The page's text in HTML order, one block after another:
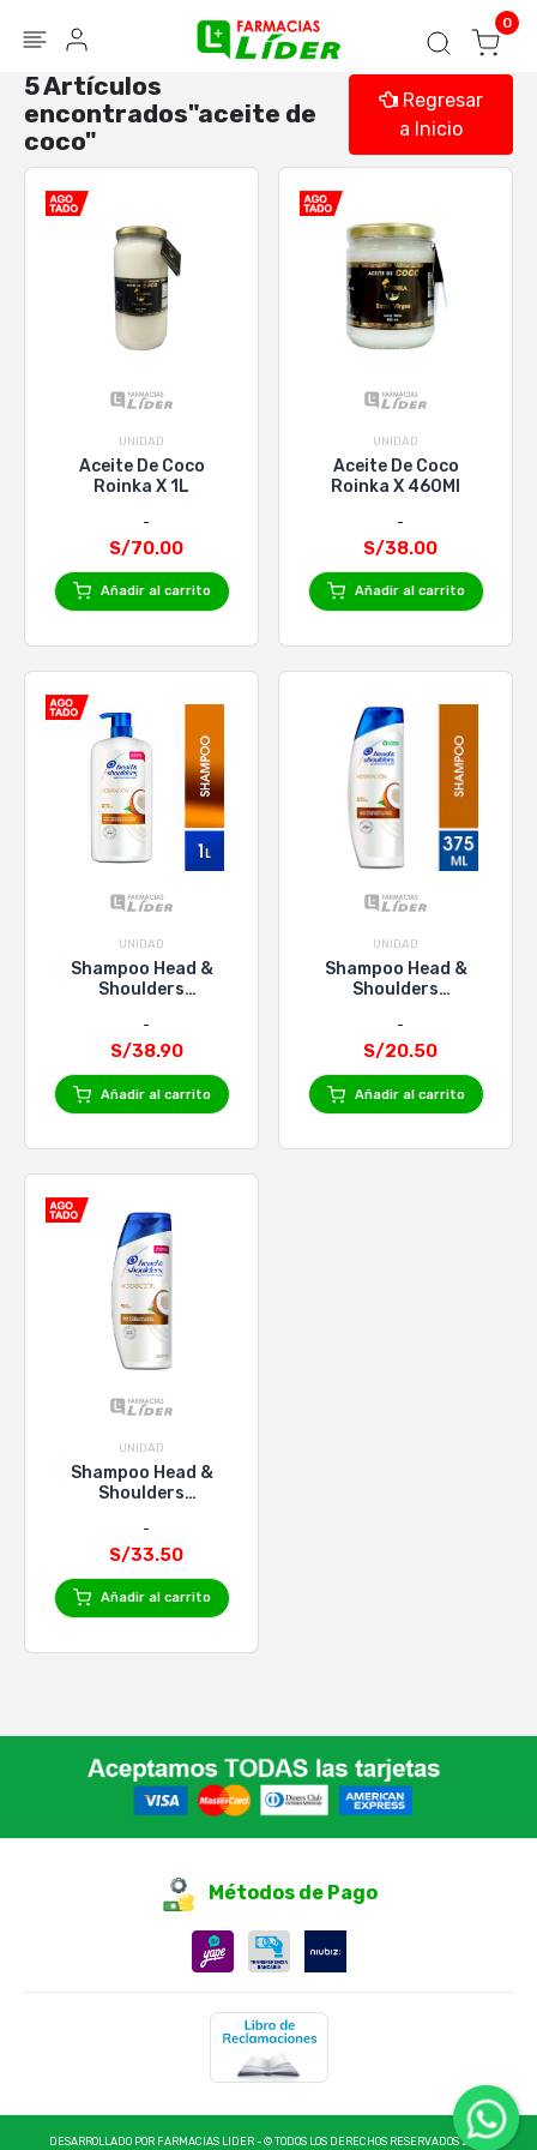
Seguir mi pedido 0
5 Artículos
encontrados"aceite de
coco"
Regresar
a Inicio
UNIDAD
Aceite De Coco
Roinka X 1L
S/70.00
Añadir al carrito
UNIDAD
Aceite De Coco
Roinka X 460Ml
S/38.00
Añadir al carrito
UNIDAD
Shampoo Head &
Shoulders
Coco - Frasco 1000
Ml
S/38.90
Añadir al carrito
UNIDAD
Shampoo Head &
Shoulders
Coco - Frasco 375 Ml
S/20.50
Añadir al carrito
UNIDAD
Shampoo Head &
Shoulders
Coco - Frasco 650 Ml
S/33.50
Añadir al carrito
Métodos de Pago
DESARROLLADO POR FARMACIAS LIDER - © TODOS LOS DERECHOS RESERVADOS 2025